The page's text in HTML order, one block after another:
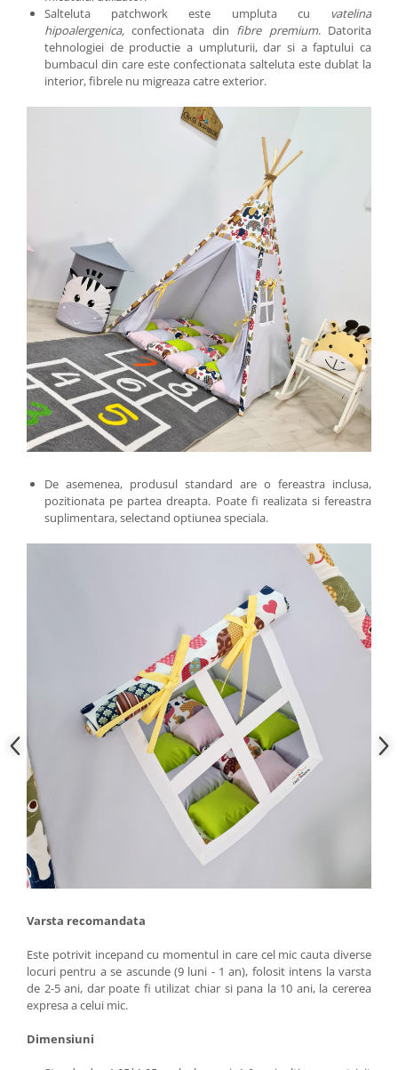
Salteluta patchwork este umpluta cu vatelina
hipoalergenica,confectionata din fibre premium. Datorita
tehnologiei de productie a umpluturii, dar si a faptului ca
bumbacul din care este confectionata salteluta este dublat la
interior, fibrele nu migreaza catre exterior.
De asemenea, produsul standard are o fereastra inclusa,
pozitionata pe partea dreapta. Poate fi realizata si fereastra
suplimentara, selectand optiunea speciala.
Varsta recomandata
Este potrivit incepand cu momentul in care cel mic cauta diverse
locuri pentru a se ascunde (9 luni - 1 an), folosit intens la varsta
de 2-5 ani, dar poate fi utilizat chiar si pana la 10 ani, la cererea
expresa a celui mic.
Dimensiuni